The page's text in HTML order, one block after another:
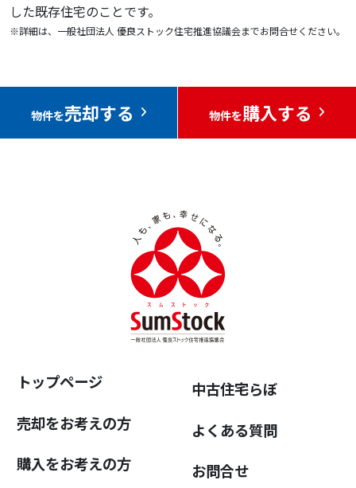
した既存住宅のことです。
※詳細は、一般社団法人 優良ストック住宅推進協議会までお問合せください。
物件を売却する 物件を購入する
トップページ
売却をお考えの方
購入をお考えの方
中古住宅らぼ
よくある質問
お問合せ